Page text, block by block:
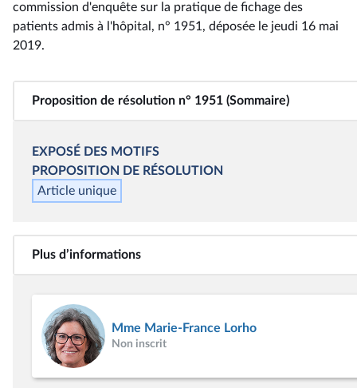
commission d'enquête sur la pratique de fichage des
patients admis à l'hôpital, n° 1951 , déposée le jeudi 16 mai
2019.
Proposition de résolution n° 1951 (Sommaire)
EXPOSÉ DES MOTIFS
PROPOSITION DE RÉSOLUTION
Article unique
Plus d’informations
Mme Marie-France Lorho
Non inscrit